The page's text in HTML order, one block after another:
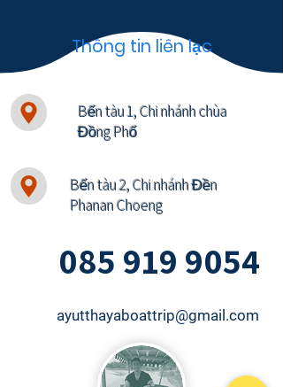
Thông tin liên lạc
Bến tàu 1, Chi nhánh chùa
Đồng Phố
Bến tàu 2, Chi nhánh Đền
Phanan Choeng
085 919 9054
ayutthayaboattrip@gmail.com